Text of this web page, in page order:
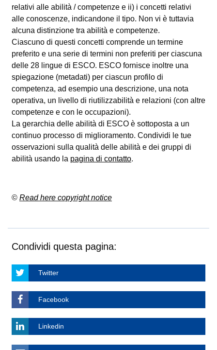
relativi alle abilità / competenze e ii) i concetti relativi
alle conoscenze, indicandone il tipo. Non vi è tuttavia
alcuna distinzione tra abilità e competenze.
Ciascuno di questi concetti comprende un termine
preferito e una serie di termini non preferiti per ciascuna
delle 28 lingue di ESCO. ESCO fornisce inoltre una
spiegazione (metadati) per ciascun profilo di
competenza, ad esempio una descrizione, una nota
operativa, un livello di riutilizzabilità e relazioni (con altre
competenze e con le occupazioni).
La gerarchia delle abilità di ESCO è sottoposta a un
continuo processo di miglioramento. Condividi le tue
osservazioni sulla qualità delle abilità e dei gruppi di
abilità usando la pagina di contatto.
© Read here copyright notice
Condividi questa pagina:
Twitter
Facebook
Linkedin